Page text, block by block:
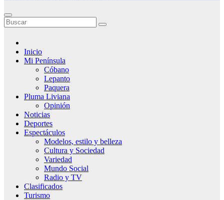
Inicio
Mi Península
Cóbano
Lepanto
Paquera
Pluma Liviana
Opinión
Noticias
Deportes
Espectáculos
Modelos, estilo y belleza
Cultura y Sociedad
Variedad
Mundo Social
Radio y TV
Clasificados
Turismo